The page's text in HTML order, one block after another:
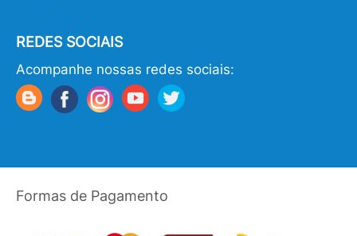
REDES SOCIAIS
Acompanhe nossas redes sociais:
Formas de Pagamento